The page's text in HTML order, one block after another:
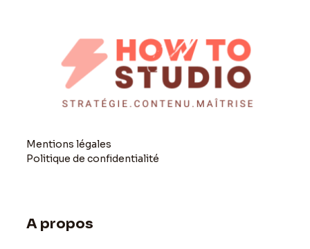
Mentions légales
Politique de confidentialité
A propos